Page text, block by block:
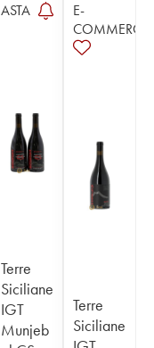
ASTA
Terre
Siciliane
IGT
Munjeb
E-
COMMERCE
Terre
Siciliane